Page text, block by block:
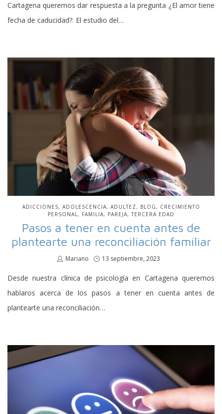
Cartagena queremos dar respuesta a la pregunta ¿El amor tiene
fecha de caducidad?. El estudio del…
PUBLICADO
ADICCIONES ADOLESCENCIA ADULTEZ BLOG
CRECIMIENTO
PERSONAL
FAMILIA PAREJA TERCERA EDAD
Pasos a tener en cuenta antes de
plantearte una reconciliación familiar
por
Mariano
Publicado
13 septiembre, 2023
Desde nuestra clínica de psicología en Cartagena queremos
hablaros acerca de los pasos a tener en cuenta antes de
plantearte una reconciliación…